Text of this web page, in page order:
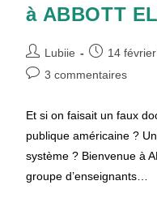
à ABBOTT
Auteur/autrice
de
Lubiie
Publication
publiée :
14
Commentaires
3 commentaires
Et si on faisait un faux
publique américaine ?
système ? Bienvenue à
groupe d’enseignants…